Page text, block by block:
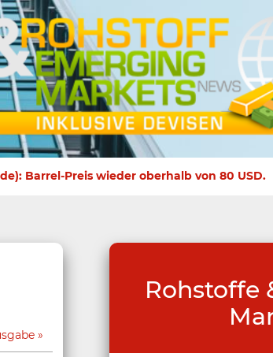
Barrel-Preis wieder oberhalb von 80 USD.
Rohstoffe